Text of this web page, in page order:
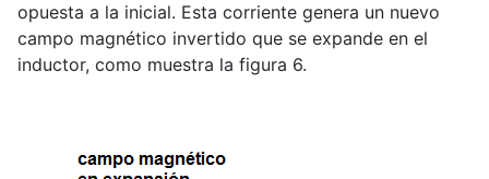
opuesta a la inicial. Esta corriente genera un nuevo
campo magnético invertido que se expande en el
inductor, como muestra la figura 6.